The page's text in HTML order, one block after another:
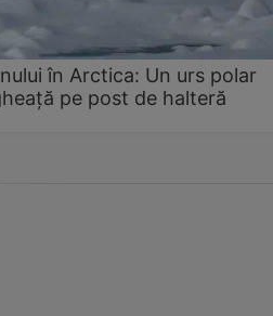
în Arctica: Un urs polar
pe post de halteră